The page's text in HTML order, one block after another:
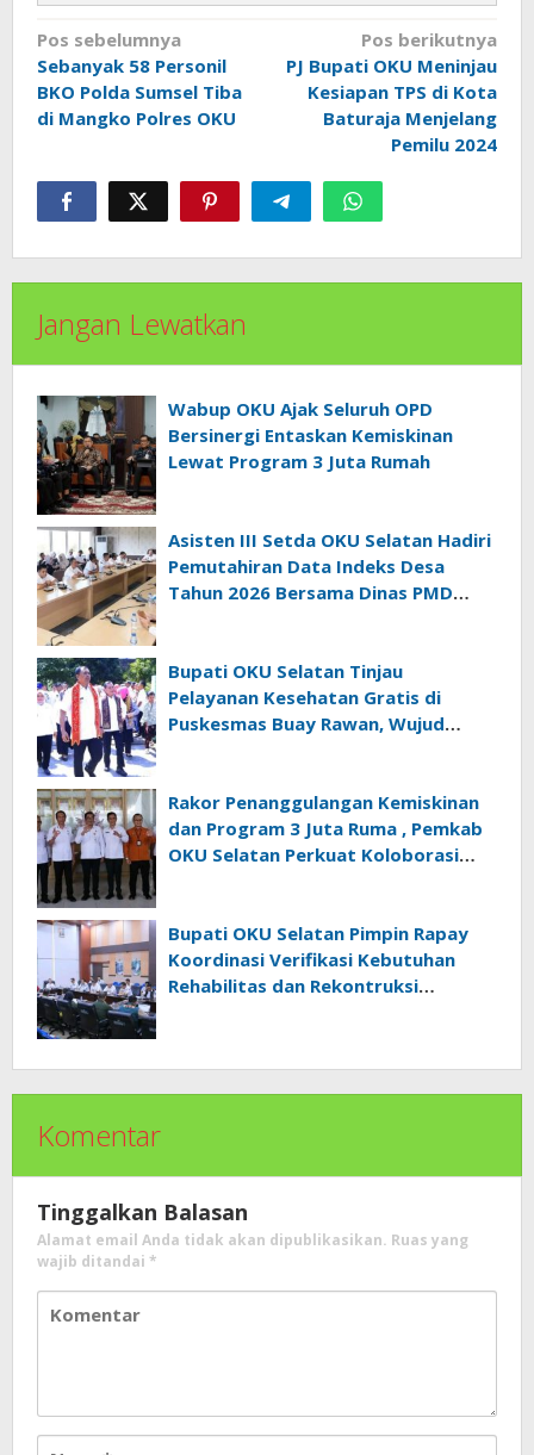
Navigasi
pos
Pos sebelumnya
Sebanyak 58 Personil
BKO Polda Sumsel Tiba
di Mangko Polres OKU
Pos berikutnya
PJ Bupati OKU Meninjau
Kesiapan TPS di Kota
Baturaja Menjelang
Pemilu 2024
Jangan Lewatkan
Wabup OKU Ajak Seluruh OPD
Bersinergi Entaskan Kemiskinan
Lewat Program 3 Juta Rumah
Asisten III Setda OKU Selatan Hadiri
Pemutahiran Data Indeks Desa
Tahun 2026 Bersama Dinas PMD
Bupati OKU Selatan Tinjau
Pelayanan Kesehatan Gratis di
Puskesmas Buay Rawan, Wujud
Rakor Penanggulangan Kemiskinan
dan Program 3 Juta Ruma , Pemkab
OKU Selatan Perkuat Koloborasi
Bupati OKU Selatan Pimpin Rapay
Koordinasi Verifikasi Kebutuhan
Rehabilitas dan Rekontruksi
Komentar
Tinggalkan Balasan
Alamat email Anda tidak akan dipublikasikan. Ruas yang
wajib ditandai *